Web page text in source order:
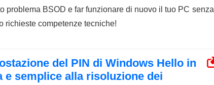
problema BSOD e far funzionare di nuovo il tuo PC senza
richieste competenze tecniche!
del PIN di Windows Hello in
e semplice alla risoluzione dei